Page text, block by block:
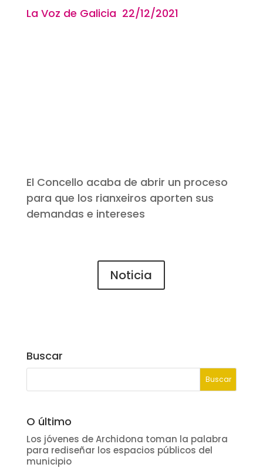
La Voz de Galicia 22/12/2021
El Concello acaba de abrir un proceso
para que los rianxeiros aporten sus
demandas e intereses
Noticia
Buscar
O último
Los jóvenes de Archidona toman la palabra
para rediseñar los espacios públicos del
municipio